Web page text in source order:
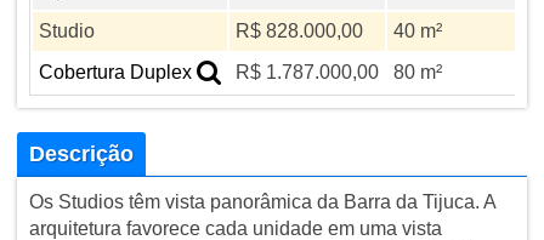
Studio
R$ 828.000,00 40 m²
Cobertura Duplex
R$ 1.787.000,00 80 m²
Descrição
Os Studios têm vista panorâmica da Barra da Tijuca. A
arquitetura favorece cada unidade em uma vista